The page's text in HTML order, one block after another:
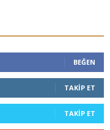
BEĞEN
TAKIP ET
TAKIP ET